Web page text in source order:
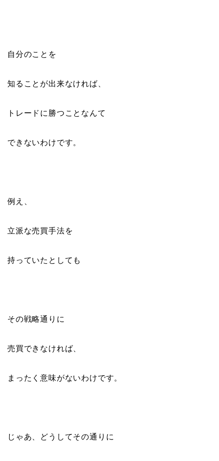
自分のことを
知ることが出来なければ、
トレードに勝つことなんて
できないわけです。
例え、
立派な売買手法を
持っていたとしても
その戦略通りに
売買できなければ、
まったく意味がないわけです。
じゃあ、どうしてその通りに